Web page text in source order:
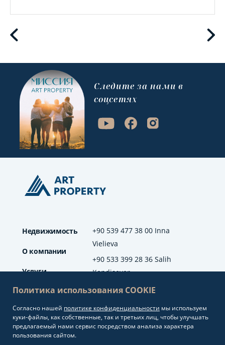
+90 539 477 38 00 Inna
Vielieva
+90 533 399 28 36 Salih
Kendisever
info@artproperty.net
Mahmutlar Mah.
Недвижимость
О компании
Услуги
Отзывы
Блог
Cледите за нами в
соцсетях
Политика использования COOKIE
Согласно нашей политике конфиденциальности мы используем
куки-файлы, как собственные, так и третьих лиц, чтобы улучшать
предлагаемый нами сервис посредством анализа характера
пользования сайтом.